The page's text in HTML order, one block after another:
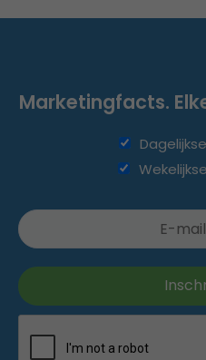
Marketingfacts.